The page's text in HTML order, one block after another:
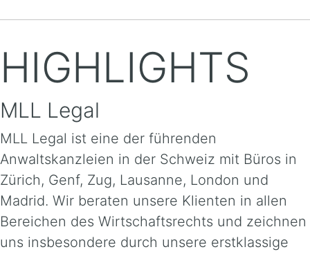
HIGHLIGHTS
MLL Legal
MLL Legal ist eine der führenden
Anwaltskanzleien in der Schweiz mit Büros in
Zürich, Genf, Zug, Lausanne, London und
Madrid. Wir beraten unsere Klienten in allen
Bereichen des Wirtschaftsrechts und zeichnen
uns insbesondere durch unsere erstklassige